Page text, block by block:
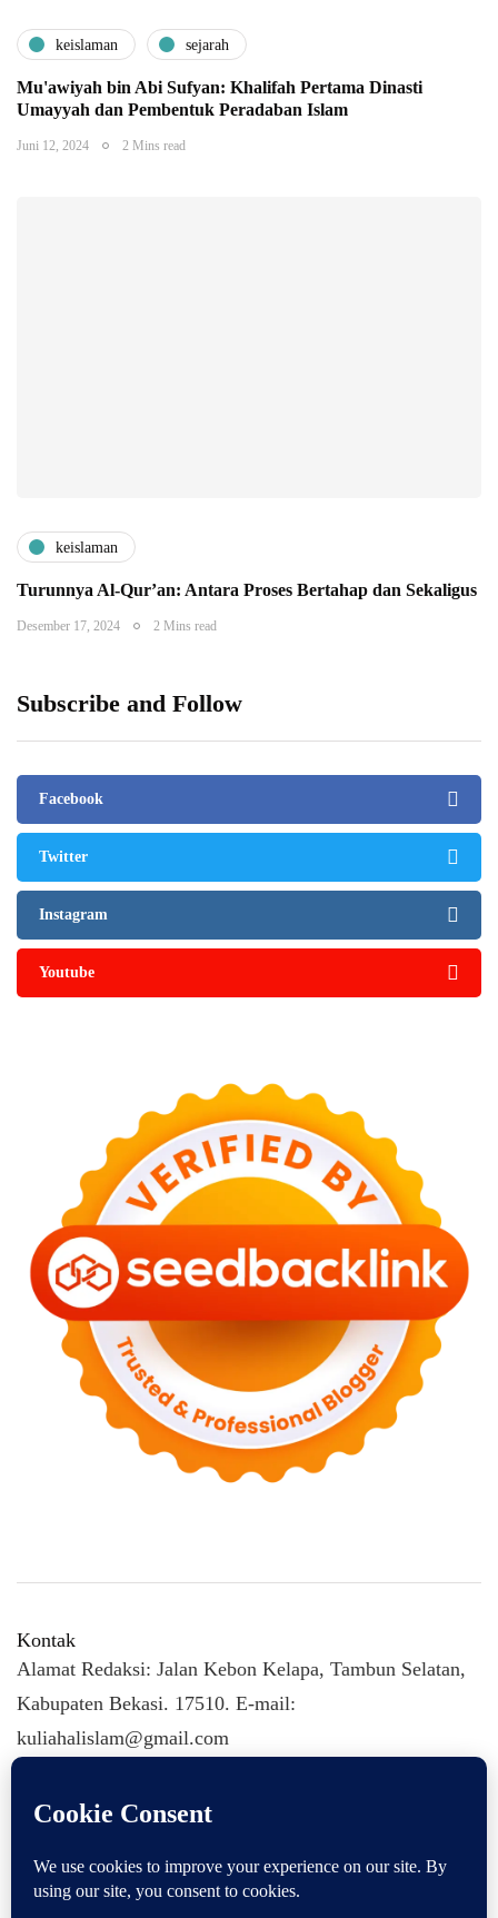
keislaman sejarah
Mu'awiyah bin Abi Sufyan: Khalifah Pertama Dinasti
Umayyah dan Pembentuk Peradaban Islam
Juni 12, 2024 2 Mins read
keislaman
Turunnya Al-Qur’an: Antara Proses Bertahap dan Sekaligus
Desember 17, 2024 2 Mins read
Subscribe and Follow
Facebook
Twitter
Instagram
Youtube
Kontak
Alamat Redaksi: Jalan Kebon Kelapa, Tambun Selatan,
Kabupaten Bekasi. 17510. E-mail:
kuliahalislam@gmail.com
KULIAHALISLAM.COM Copyright (C) 2026